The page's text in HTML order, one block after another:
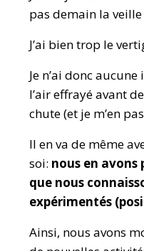
pas demain la
J’ai bien trop le
Je n’ai donc
l’air effrayé avant
chute (et je m’en
Il en va de même
soi: nous en avons
que nous
expérimentés
Ainsi, nous avons